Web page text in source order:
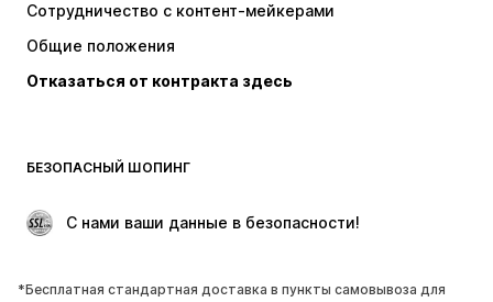
Куртки
Свитеры и вязаные изделия
Белье
Пальто
Юбки
Поводы
ЭКСКЛЮЗИВ
ОБУВЬ
Сотрудничество с контент-мейкерами
Общие положения
Отказаться от контракта здесь
БЕЗОПАСНЫЙ ШОПИНГ
С нами ваши данные в безопасности!
*Бесплатная стандартная доставка в пункты самовывоза для